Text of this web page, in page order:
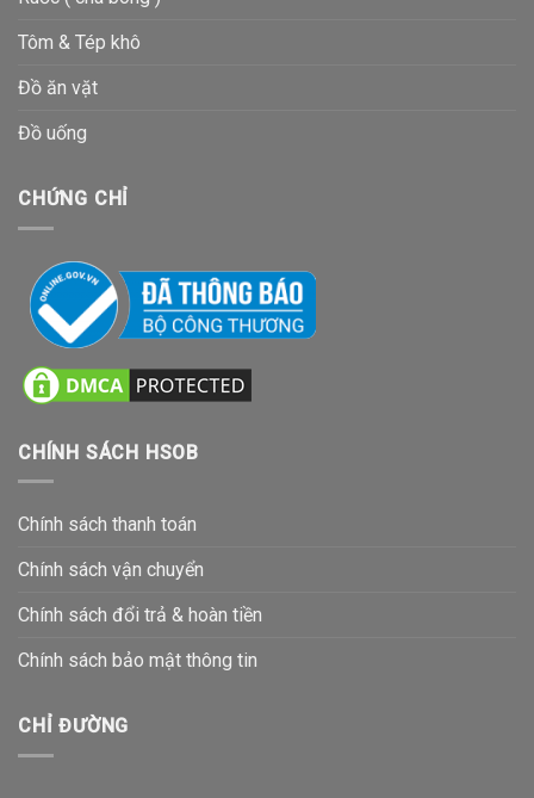
Tôm & Tép khô
Đồ ăn vặt
Đồ uống
CHỨNG CHỈ
CHÍNH SÁCH HSOB
Chính sách thanh toán
Chính sách vận chuyển
Chính sách đổi trả & hoàn tiền
Chính sách bảo mật thông tin
CHỈ ĐƯỜNG